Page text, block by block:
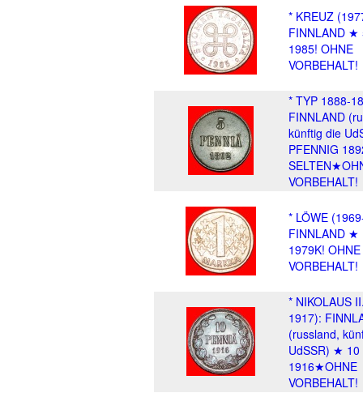
* KREUZ
FINNLAND ★
1985! OHNE
VORBEHALT!
* TYP 1888-
FINNLAND
künftig die
PFENNIG
VORBEHALT!
* LÖWE
FINNLAND ★
1979K! OHNE
VORBEHALT!
* NIKOLAUS
1917):
(russland,
UdSSR) ★ 10
1916★OHNE
VORBEHALT!